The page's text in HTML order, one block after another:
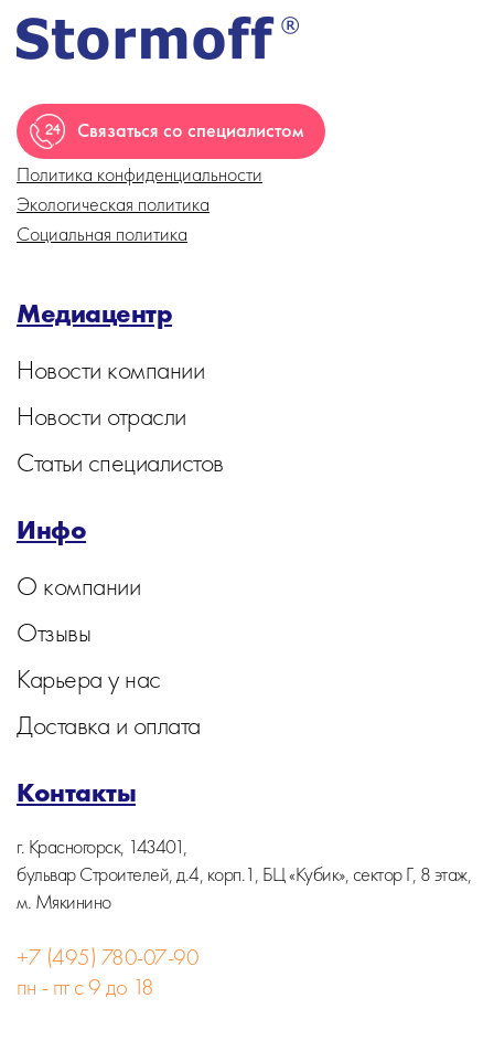
Связаться со специалистом
Политика конфиденциальности
Экологическая политика
Социальная политика
Медиацентр
Новости компании
Новости отрасли
Статьи специалистов
Инфо
О компании
Отзывы
Карьера у нас
Доставка и оплата
Контакты
г. Красногорск, 143401,
бульвар Строителей, д.4, корп.1, БЦ «Кубик», сектор Г, 8 этаж,
м. Мякинино
+7 (495) 780-07-90
пн - пт с 9 до 18